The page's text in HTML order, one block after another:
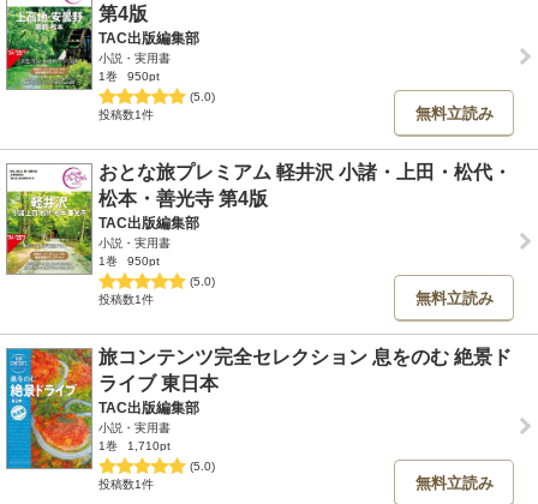
第4版
TAC出版編集部
小説・実用書
1巻
950pt
(5.0)
投稿数1件
無料立読み
おとな旅プレミアム 軽井沢 小諸・上田・松代・
松本・善光寺 第4版
TAC出版編集部
小説・実用書
1巻
950pt
(5.0)
投稿数1件
無料立読み
旅コンテンツ完全セレクション 息をのむ 絶景ド
ライブ 東日本
TAC出版編集部
小説・実用書
1巻
1,710pt
(5.0)
投稿数1件
無料立読み